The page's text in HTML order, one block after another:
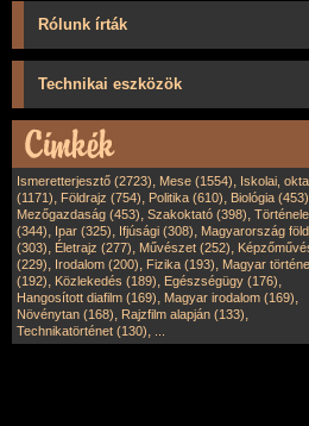
Rólunk írták
Technikai eszközök
Ismeretterjesztő (2723), Mese (1554), Iskolai,
(1171), Földrajz (754), Politika (610), Biológia (453)
Mezőgazdaság (453), Szakoktató (398),
(344), Ipar (325), Ifjúsági (308), Magyarország
(303), Életrajz (277), Művészet (252),
(229), Irodalom (200), Fizika (193), Magyar
(192), Közlekedés (189), Egészségügy (176),
Hangosított diafilm (169), Magyar irodalom (169),
Növénytan (168), Rajzfilm alapján (133),
Technikatörténet (130),